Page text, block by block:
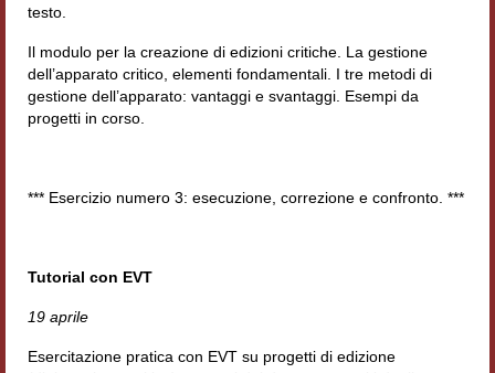
Pubblicazioni
Hagiographica Coreana
Koreanische Literatur und Kultur
Testi Mediolatini
testo.
Il modulo per la creazione di edizioni critiche. La gestione
dell’apparato critico, elementi fondamentali. I tre metodi di
gestione dell’apparato: vantaggi e svantaggi. Esempi da
progetti in corso.
*** Esercizio numero 3: esecuzione, correzione e confronto. ***
Tutorial con EVT
19 aprile
Esercitazione pratica con EVT su progetti di edizione